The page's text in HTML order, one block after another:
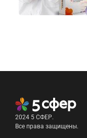
2024 5 СФЕР.
Все права защищены.